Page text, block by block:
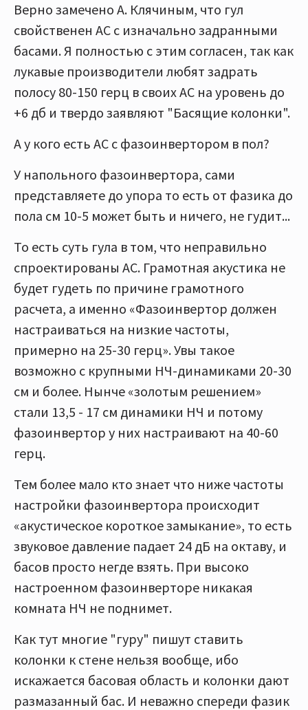
Верно замечено А. Клячиным, что гул
свойственен АС с изначально задранными
басами. Я полностью с этим согласен, так как
лукавые производители любят задрать
полосу 80-150 герц в своих АС на уровень до
+6 дб и твердо заявляют "Басящие колонки".
А у кого есть АС с фазоинвертором в пол?
У напольного фазоинвертора, сами
представляете до упора то есть от фазика до
пола см 10-5 может быть и ничего, не гудит...
То есть суть гула в том, что неправильно
спроектированы АС. Грамотная акустика не
будет гудеть по причине грамотного
расчета, а именно «Фазоинвертор должен
настраиваться на низкие частоты,
примерно на 25-30 герц». Увы такое
возможно с крупными НЧ-динамиками 20-30
см и более. Нынче «золотым решением»
стали 13,5 - 17 см динамики НЧ и потому
фазоинвертор у них настраивают на 40-60
герц.
Тем более мало кто знает что ниже частоты
настройки фазоинвертора происходит
«акустическое короткое замыкание», то есть
звуковое давление падает 24 дБ на октаву, и
басов просто негде взять. При высоко
настроенном фазоинверторе никакая
комната НЧ не поднимет.
Как тут многие "гуру" пишут ставить
колонки к стене нельзя вообще, ибо
искажается басовая область и колонки дают
размазанный бас. И неважно спереди фазик